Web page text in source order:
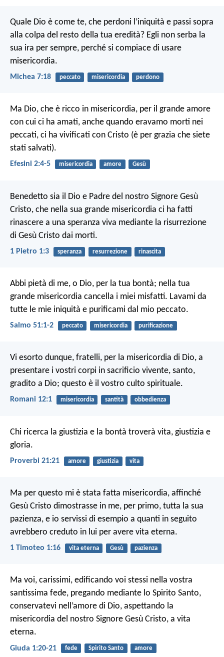
Quale Dio è come te, che perdoni l’iniquità e passi sopra
alla colpa del resto della tua eredità? Egli non serba la
sua ira per sempre, perché si compiace di usare
misericordia.
Michea 7:18 peccato misericordia perdono
Ma Dio, che è ricco in misericordia, per il grande amore
con cui ci ha amati, anche quando eravamo morti nei
peccati, ci ha vivificati con Cristo (è per grazia che siete
stati salvati).
Efesini 2:4-5 misericordia amore Gesù
Benedetto sia il Dio e Padre del nostro Signore Gesù
Cristo, che nella sua grande misericordia ci ha fatti
rinascere a una speranza viva mediante la risurrezione
di Gesù Cristo dai morti.
1 Pietro 1:3 speranza resurrezione rinascita
Abbi pietà di me, o Dio, per la tua bontà; nella tua
grande misericordia cancella i miei misfatti. Lavami da
tutte le mie iniquità e purificami dal mio peccato.
Salmo 51:1-2 peccato misericordia purificazione
Vi esorto dunque, fratelli, per la misericordia di Dio, a
presentare i vostri corpi in sacrificio vivente, santo,
gradito a Dio; questo è il vostro culto spirituale.
Romani 12:1 misericordia santità obbedienza
Chi ricerca la giustizia e la bontà troverà vita, giustizia e
gloria.
Proverbi 21:21 amore giustizia vita
Ma per questo mi è stata fatta misericordia, affinché
Gesù Cristo dimostrasse in me, per primo, tutta la sua
pazienza, e io servissi di esempio a quanti in seguito
avrebbero creduto in lui per avere vita eterna.
1 Timoteo 1:16 vita eterna Gesù pazienza
Ma voi, carissimi, edificando voi stessi nella vostra
santissima fede, pregando mediante lo Spirito Santo,
conservatevi nell’amore di Dio, aspettando la
misericordia del nostro Signore Gesù Cristo, a vita
eterna.
Giuda 1:20-21 fede Spirito Santo amore